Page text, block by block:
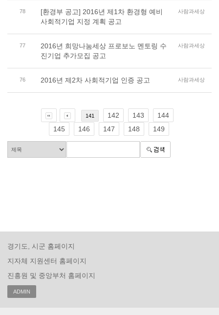
78
[환경부 공고] 2016년 제1차 환경형 예비
사회적기업 지정 계획 공고
사람과세상
77
2016년 희망나눔세상 프로보노 멘토링 수
진기업 추가모집 공고
사람과세상
76 2016년 제2차 사회적기업 인증 공고 사람과세상
141 142 143
144
145
146 147 148 149
경기도, 시군 홈페이지
지자체 지원센터 홈페이지
진흥원 및 중앙부처 홈페이지
ADMIN